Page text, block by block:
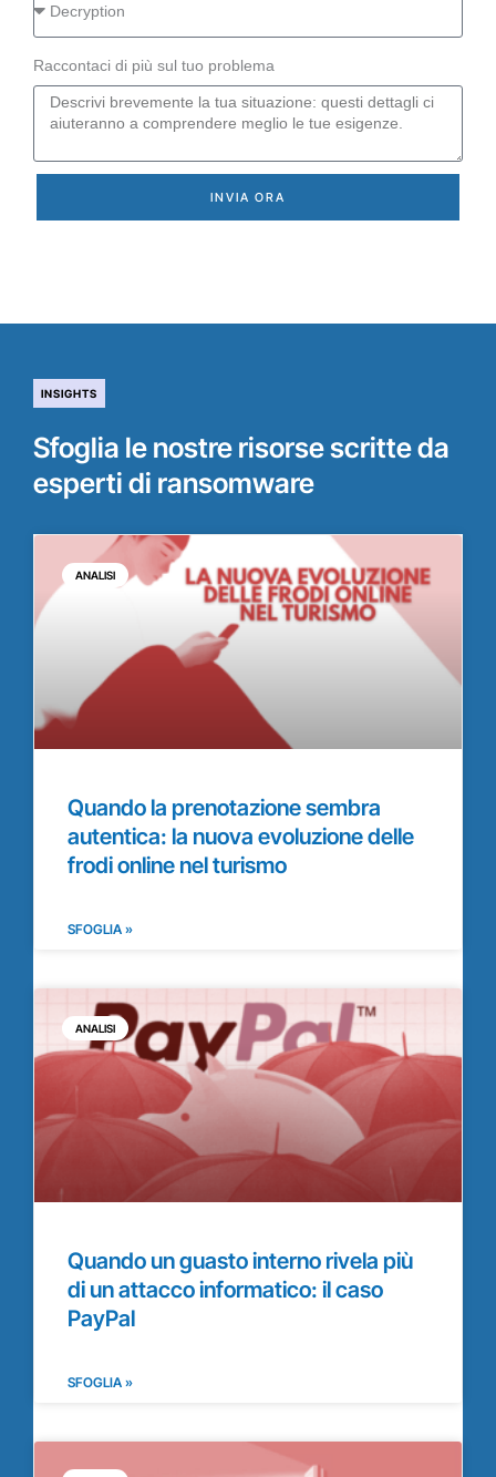
Raccontaci di più sul tuo problema
INVIA ORA
INSIGHTS
Sfoglia le nostre risorse scritte da
esperti di ransomware
ANALISI
Quando la prenotazione sembra
autentica: la nuova evoluzione delle
frodi online nel turismo
SFOGLIA »
ANALISI
Quando un guasto interno rivela più
di un attacco informatico: il caso
PayPal
SFOGLIA »